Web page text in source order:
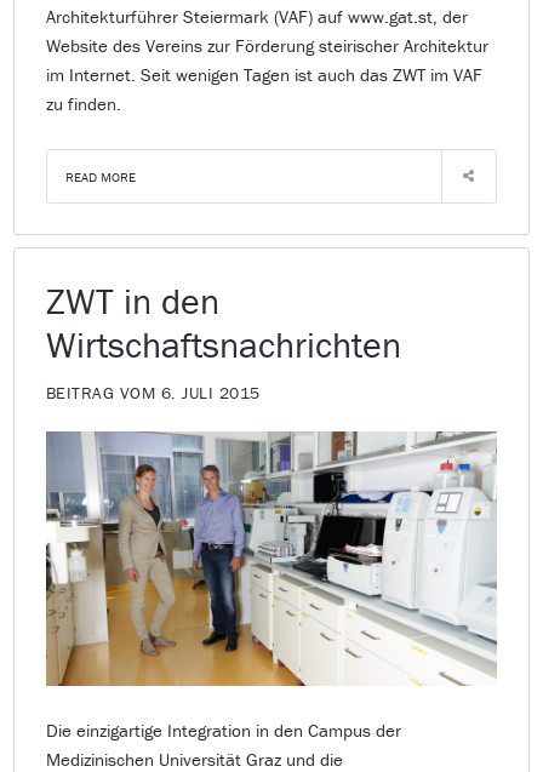
Architekturführer Steiermark (VAF) auf www.gat.st, der
Website des Vereins zur Förderung steirischer Architektur
im Internet. Seit wenigen Tagen ist auch das ZWT im VAF
zu finden.
READ MORE
ZWT in den
Wirtschaftsnachrichten
BEITRAG VOM 6. JULI 2015
Die einzigartige Integration in den Campus der
Medizinischen Universität Graz und die